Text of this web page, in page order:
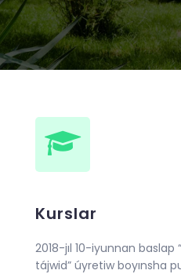
Kurslar
2018-jıl 10-iyunnan baslap
tájwid” úyretiw boyınsha